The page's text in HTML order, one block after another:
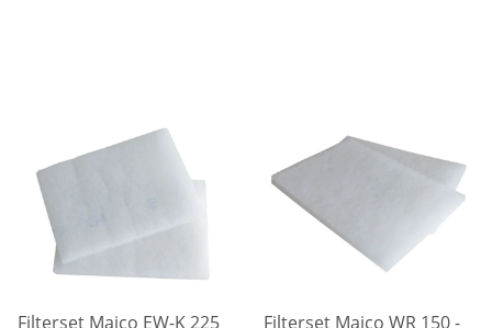
Filterset Maico EW-K 225
Filterset Maico WR 150 -